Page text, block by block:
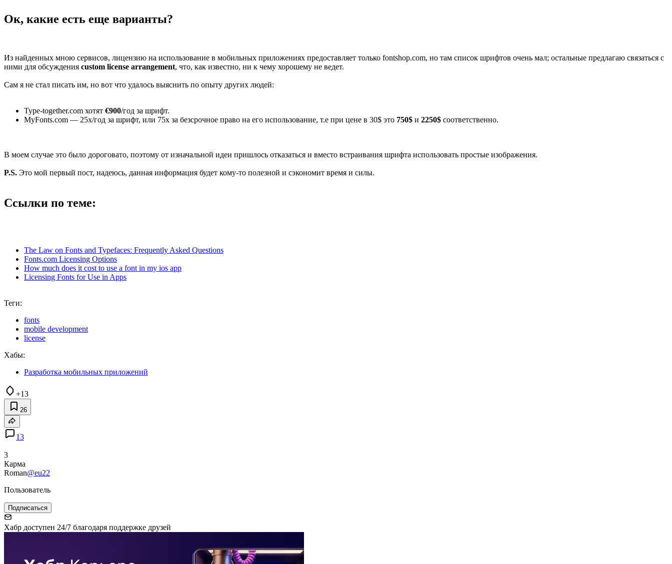
Ок, какие есть еще варианты?
Из найденных мною сервисов, лицензию на использование в мобильных приложениях предоставляет только fontshop.com, но там список шрифтов очень мал; остальные предлагаю связаться с
ними для обсуждения custom license arrangement, что, как известно, ни к чему хорошему не ведет.
Сам я не стал писать им, но вот что удалось выяснить по опыту других людей:
Type-together.com хотят €900/год за шрифт.
MyFonts.com — 25x/год за шрифт, или 75x за безсрочное право на его использование, т.е при цене в 30$ это 750$ и 2250$ соответственно.
В моем случае это было дороговато, поэтому от изначальной идеи пришлось отказаться и вместо встраивания шрифта использовать простые изображения.
P.S. Это мой первый пост, надеюсь, данная информация будет кому-то полезной и сэкономит время и силы.
Ссылки по теме:
The Law on Fonts and Typefaces: Frequently Asked Questions
Fonts.com Licensing Options
How much does it cost to use a font in my ios app
Licensing Fonts for Use in Apps
Теги:
fonts
mobile development
license
Хабы:
Разработка мобильных приложений
+13
26
13
3
Карма
Roman@eu22
Пользователь
Подписаться
Хабр доступен 24/7 благодаря поддержке друзей